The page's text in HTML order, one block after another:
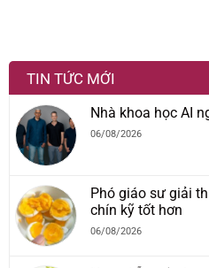
TIN TỨC MỚI
Nhà khoa học AI
06/08/2026
Phó giáo sư giải
chín kỹ tốt hơn
06/08/2026